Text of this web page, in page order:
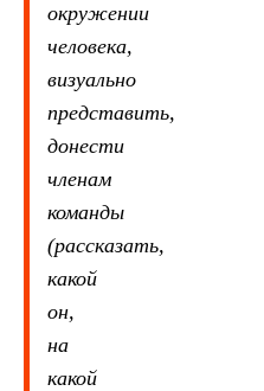
окружении
человека,
визуально
представить,
донести
членам
команды
(рассказать,
какой
он,
на
какой